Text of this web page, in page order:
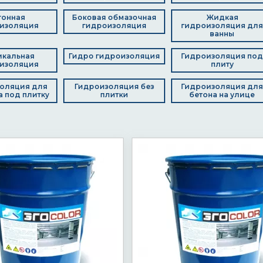
Боковая обмазочная
гидроизоляция
Жидкая
гидроизоляция для
ванны
Гидро гидроизоляция
Гидроизоляция под
плиту
для
под плитку
Гидроизоляция без
плитки
Гидроизоляция для
бетона на улице